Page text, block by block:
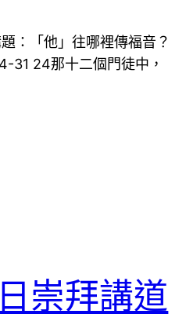
：「他」往哪裡傳福音？
31 24那十二個門徒中，
崇拜講道